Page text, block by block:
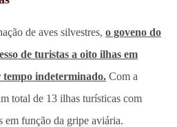
de aves silvestres, o goveno do
de turistas a oito ilhas em
indeterminado. Com a
total de 13 ilhas turísticas com
em função da gripe aviária.